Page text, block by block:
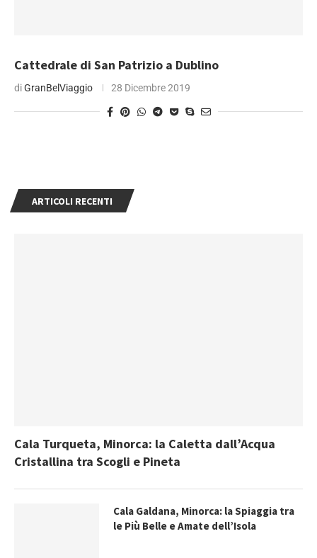
Cattedrale di San Patrizio a Dublino
diGranBelViaggio 28 Dicembre 2019
ARTICOLI RECENTI
Cala Turqueta, Minorca: la Caletta dall’Acqua
Cristallina tra Scogli e Pineta
Cala Galdana, Minorca: la Spiaggia tra
le Più Belle e Amate dell’Isola